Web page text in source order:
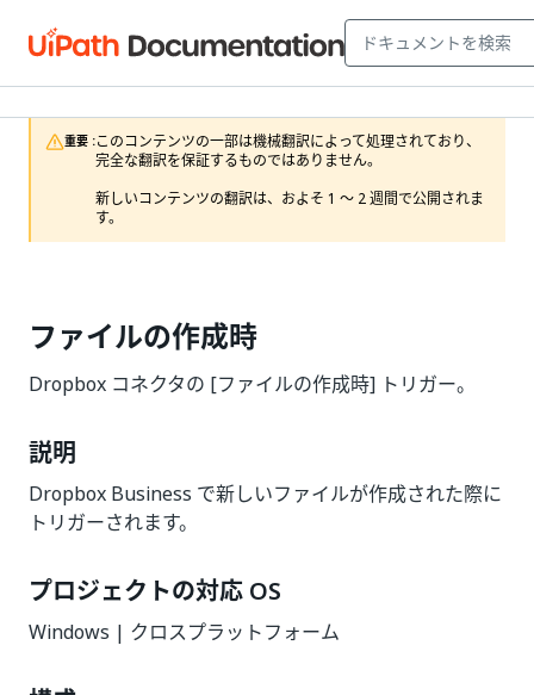
重要 :このコンテンツの一部は機械翻訳によって処理されており、
完全な翻訳を保証するものではありません。
新しいコンテンツの翻訳は、およそ 1 ～ 2 週間で公開されま
す。
ファイルの作成時
Dropbox コネクタの [ファイルの作成時] トリガー。
説明
Dropbox Business で新しいファイルが作成された際に
トリガーされます。
プロジェクトの対応 OS
Windows | クロスプラットフォーム